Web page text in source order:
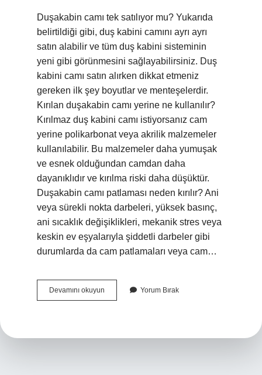
Duşakabin camı tek satılıyor mu? Yukarıda
belirtildiği gibi, duş kabini camını ayrı ayrı
satın alabilir ve tüm duş kabini sisteminin
yeni gibi görünmesini sağlayabilirsiniz. Duş
kabini camı satın alırken dikkat etmeniz
gereken ilk şey boyutlar ve menteşelerdir.
Kırılan duşakabin camı yerine ne kullanılır?
Kırılmaz duş kabini camı istiyorsanız cam
yerine polikarbonat veya akrilik malzemeler
kullanılabilir. Bu malzemeler daha yumuşak
ve esnek olduğundan camdan daha
dayanıklıdır ve kırılma riski daha düşüktür.
Duşakabin camı patlaması neden kırılır? Ani
veya sürekli nokta darbeleri, yüksek basınç,
ani sıcaklık değişiklikleri, mekanik stres veya
keskin ev eşyalarıyla şiddetli darbeler gibi
durumlarda da cam patlamaları veya cam…
Devamını okuyun Duşakabin
Tek
Yorum Bırak